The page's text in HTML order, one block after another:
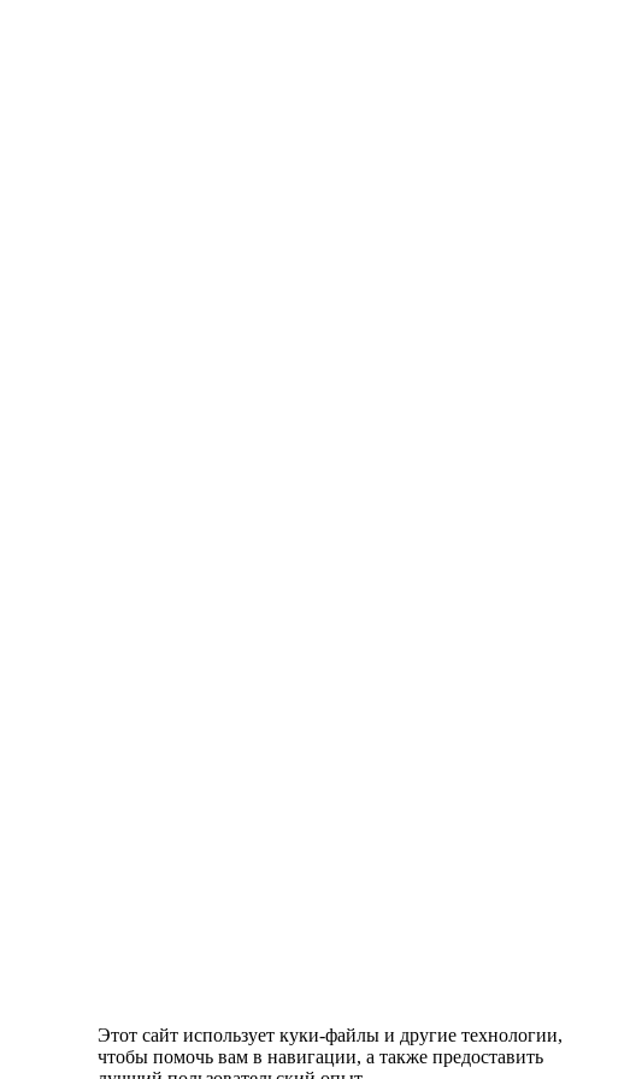
Этот сайт использует куки-файлы и другие технологии,
чтобы помочь вам в навигации, а также предоставить